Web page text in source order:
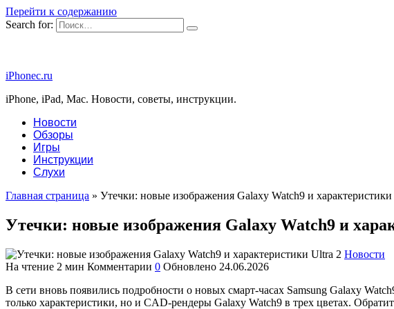
Перейти к содержанию
Search for:
iPhonec.ru
iPhone, iPad, Mac. Новости, советы, инструкции.
Новости
Обзоры
Игры
Инструкции
Слухи
Главная страница » Утечки: новые изображения Galaxy Watch9 и
Утечки: новые изображения Galaxy Watch9 и
Новости
На чтение 2 мин Комментарии 0 Обновлено 24.06.2026
В сети вновь появились подробности о новых смарт-часах Samsung Galaxy
только характеристики, но и CAD-рендеры Galaxy Watch9 в трех цветах.